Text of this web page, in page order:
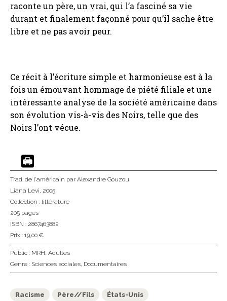
raconte un père, un vrai, qui l’a fasciné sa vie
durant et finalement façonné pour qu’il sache être
libre et ne pas avoir peur.
Ce récit à l’écriture simple et harmonieuse est à la
fois un émouvant hommage de piété filiale et une
intéressante analyse de la société américaine dans
son évolution vis-à-vis des Noirs, telle que des
Noirs l’ont vécue.
Trad. de l'américain par Alexandre Gouzou
Liana Levi, 2005
Collection : littérature
205 pages
ISBN : 2867463882
Prix : 19,00 €
Public : MRH, Adultes
Genre : Sciences sociales, Documentaires
Racisme Père//Fils États-Unis